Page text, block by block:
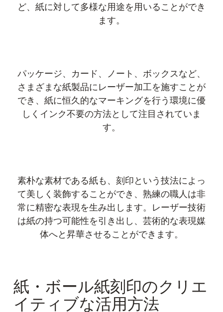
ど、紙に対して多様な用途を用いることができ
ます。
パッケージ、カード、ノート、ボックスなど、
さまざまな紙製品にレーザー加工を施すことが
でき、紙に恒久的なマーキングを行う環境に優
しくインク不要の方法として注目されていま
す。
素朴な素材である紙も、刻印という技法によっ
て美しく装飾することができ、熟練の職人は非
常に精密な表現を生み出します。レーザー技術
は紙の持つ可能性を引き出し、芸術的な表現媒
体へと昇華させることができます。
紙・ボール紙刻印のクリエ
イティブな活用方法